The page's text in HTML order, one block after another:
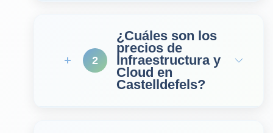
2
¿Cuáles son los
precios de
Infraestructura y
Cloud en
Castelldefels?